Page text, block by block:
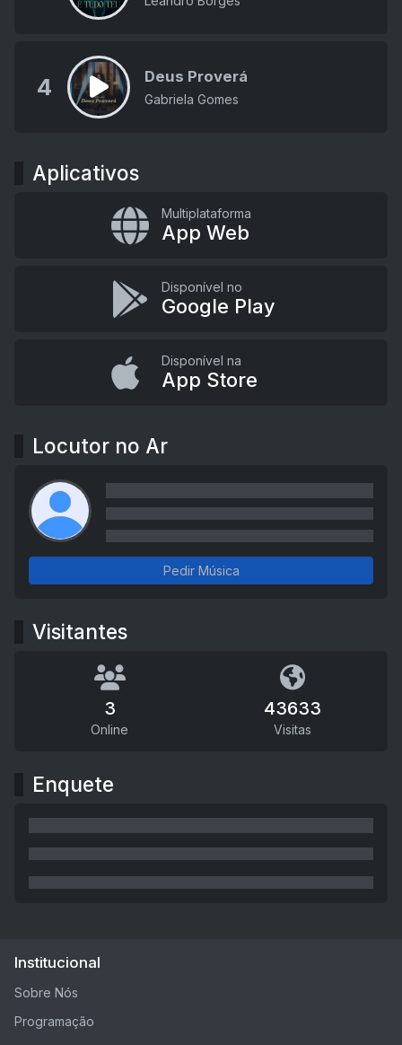
4 Deus Proverá
Gabriela Gomes
Aplicativos
Multiplataforma
App Web
Disponível no
Google Play
Disponível na
App Store
Locutor no Ar
Pedir Música
Visitantes
3
Online
43633
Visitas
Enquete
Institucional
Sobre Nós
Programação